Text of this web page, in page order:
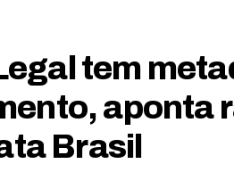
tem
aponta
Brasil